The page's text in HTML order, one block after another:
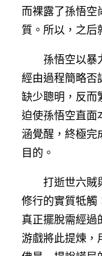
而裸露了孫悟空
質。所以，之后
孫悟空以暴
經由過程簡略否
缺少聰明，反而
迫使孫悟空直面
涵覺醒，終極完
目的。
打逝世六賊
修行的實質牴觸
真正擺脫需經過
游戲將此提煉，